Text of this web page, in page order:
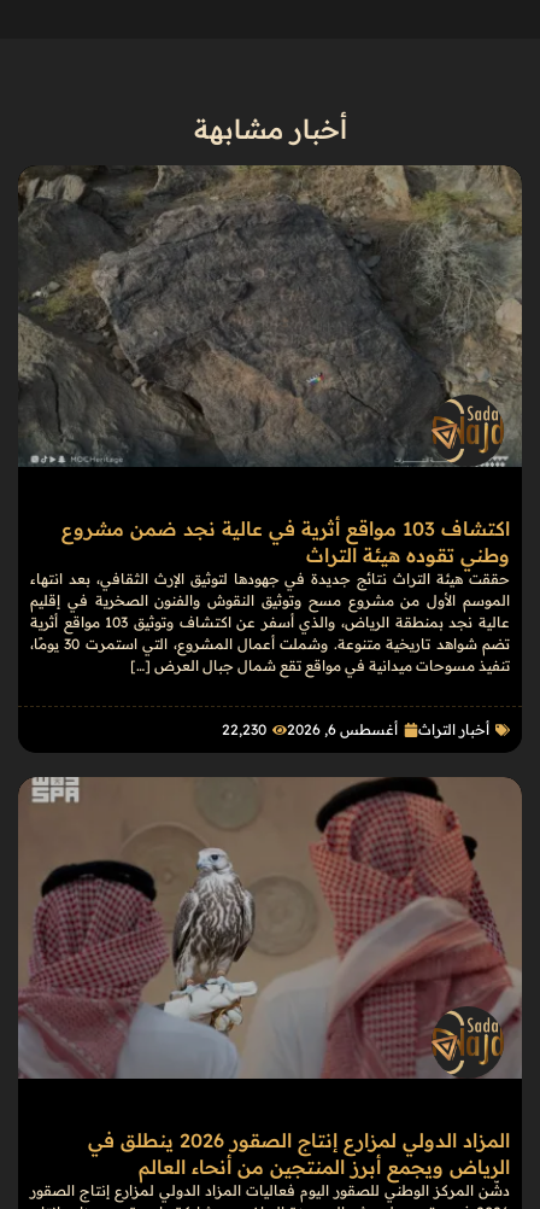
أخبار مشابهة
اكتشاف 103 مواقع أثرية في عالية نجد ضمن مشروع
وطني تقوده هيئة التراث
حققت هيئة التراث نتائج جديدة في جهودها لتوثيق الإرث الثقافي، بعد انتهاء
الموسم الأول من مشروع مسح وتوثيق النقوش والفنون الصخرية في إقليم
عالية نجد بمنطقة الرياض، والذي أسفر عن اكتشاف وتوثيق 103 مواقع أثرية
تضم شواهد تاريخية متنوعة. وشملت أعمال المشروع، التي استمرت 30 يومًا،
تنفيذ مسوحات ميدانية في مواقع تقع شمال جبال العرض […]
أخبار التراث أغسطس 6, 2026 22٬230
المزاد الدولي لمزارع إنتاج الصقور 2026 ينطلق في
الرياض ويجمع أبرز المنتجين من أنحاء العالم
دشّن المركز الوطني للصقور اليوم فعاليات المزاد الدولي لمزارع إنتاج الصقور